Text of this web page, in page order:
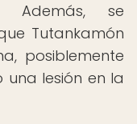
Además, se
Tutankamón
posiblemente
lesión en la